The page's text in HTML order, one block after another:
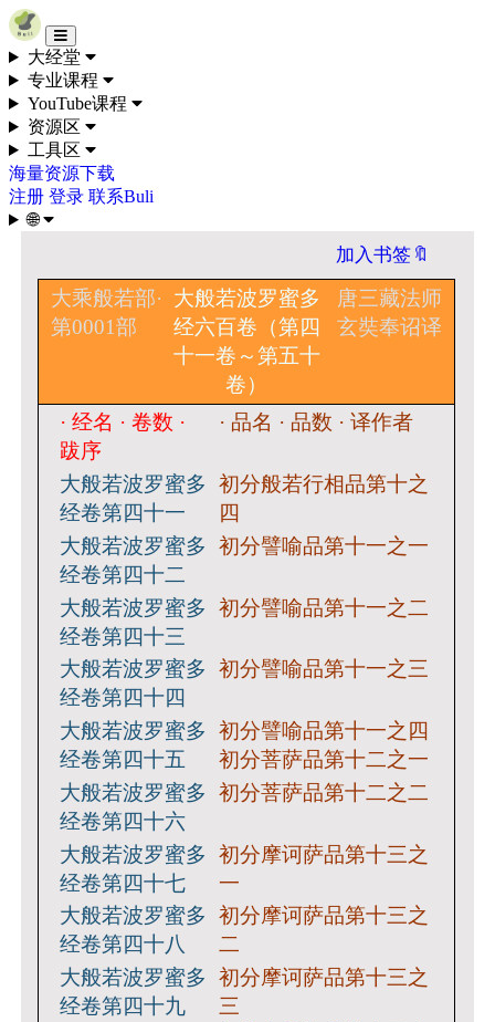
Skip to content
大经堂
专业课程
YouTube课程
资源区
工具区
海量资源下载
注册 登录 联系Buli
🌐
加入书签🔖
大乘般若部·
第0001部
大般若波罗蜜多
经六百卷（第四
十一卷～第五十
卷）
唐三藏法师
玄奘奉诏译
· 经名 · 卷数 ·
跋序
· 品名 · 品数 · 译作者
大般若波罗蜜多
经卷第四十一
初分般若行相品第十之
四
大般若波罗蜜多
经卷第四十二
初分譬喻品第十一之一
大般若波罗蜜多
经卷第四十三
初分譬喻品第十一之二
大般若波罗蜜多
经卷第四十四
初分譬喻品第十一之三
大般若波罗蜜多
经卷第四十五
初分譬喻品第十一之四
初分菩萨品第十二之一
大般若波罗蜜多
经卷第四十六
初分菩萨品第十二之二
大般若波罗蜜多
经卷第四十七
初分摩诃萨品第十三之
一
大般若波罗蜜多
经卷第四十八
初分摩诃萨品第十三之
二
大般若波罗蜜多
经卷第四十九
初分摩诃萨品第十三之
三